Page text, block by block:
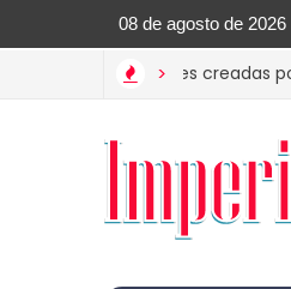
>
Estas imágenes creadas por IA